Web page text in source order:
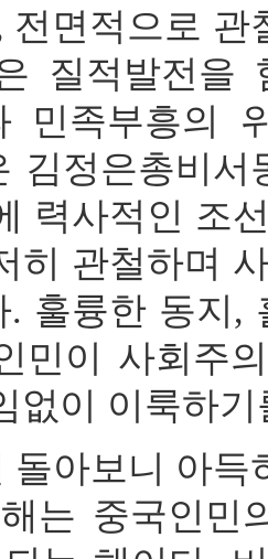
전면적으로
질적발전을
민족부흥의
김정은총비
력사적인 조
히 관철하며
. 훌륭한 동지,
민이 사회주
없이 이룩하
돌아보니 아
는 중국인민